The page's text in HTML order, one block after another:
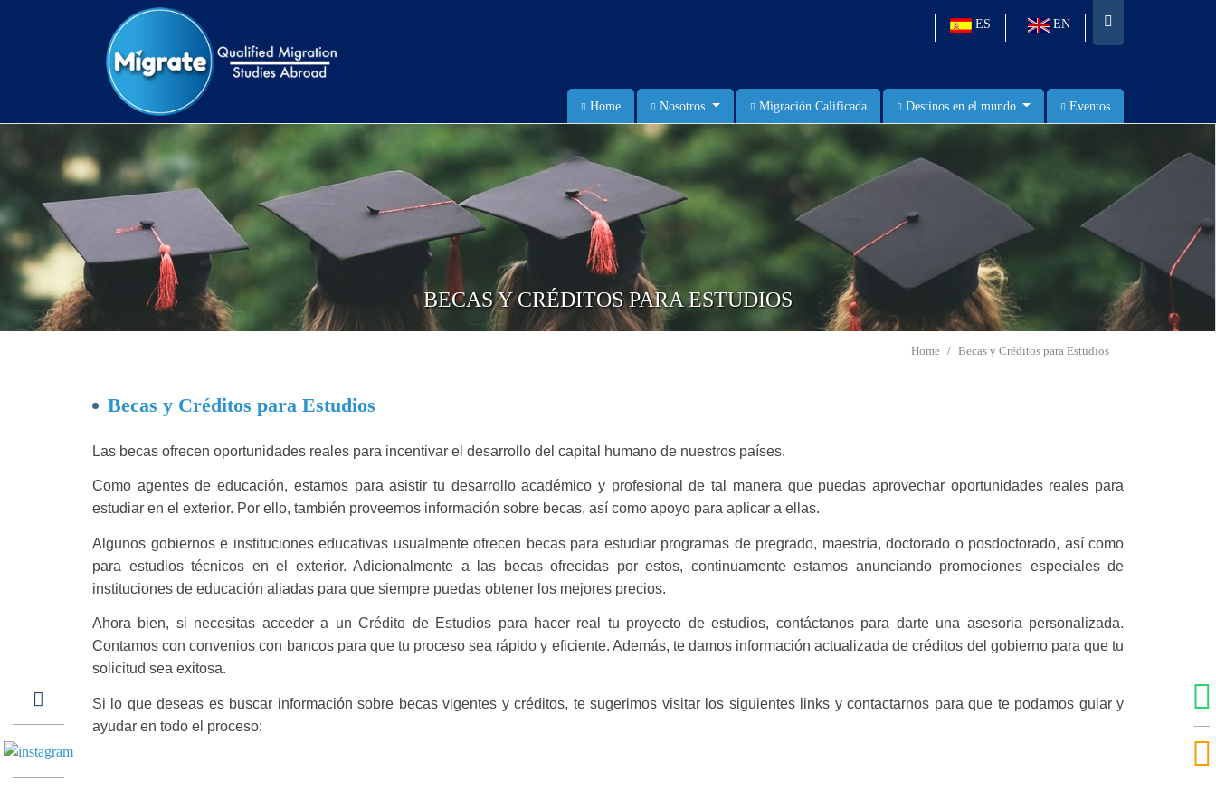
ES EN
Home Nosotros Migración Calificada Destinos en el mundo Eventos
BECAS Y CRÉDITOS PARA ESTUDIOS
Home Becas y Créditos para Estudios
Becas y Créditos para Estudios
Las becas ofrecen oportunidades reales para incentivar el desarrollo del capital humano de nuestros países.
Como agentes de educación, estamos para asistir tu desarrollo académico y profesional de tal manera que puedas aprovechar oportunidades reales para
estudiar en el exterior. Por ello, también proveemos información sobre becas, así como apoyo para aplicar a ellas.
Algunos gobiernos e instituciones educativas usualmente ofrecen becas para estudiar programas de pregrado, maestría, doctorado o posdoctorado, así como
para estudios técnicos en el exterior. Adicionalmente a las becas ofrecidas por estos, continuamente estamos anunciando promociones especiales de
instituciones de educación aliadas para que siempre puedas obtener los mejores precios.
Ahora bien, si necesitas acceder a un Crédito de Estudios para hacer real tu proyecto de estudios, contáctanos para darte una asesoria personalizada.
Contamos con convenios con bancos para que tu proceso sea rápido y eficiente. Además, te damos información actualizada de créditos del gobierno para que tu
solicitud sea exitosa.
Si lo que deseas es buscar información sobre becas vigentes y créditos, te sugerimos visitar los siguientes links y contactarnos para que te podamos guiar y
ayudar en todo el proceso: